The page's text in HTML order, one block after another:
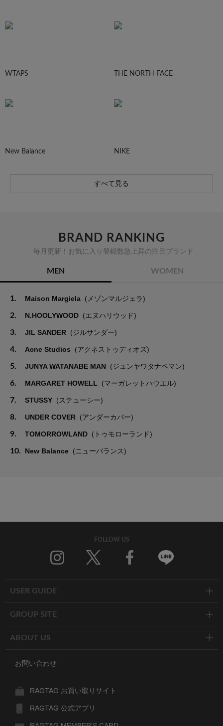
WTAPS THE NORTH FACE
New Balance NIKE
すべて見る
BRAND RANKING
毎月更新！お気に入り登録数急上昇の注目ブランド
MEN WOMEN
1. Maison Margiela (メゾンマルジェラ)
2. N.HOOLYWOOD (エヌハリウッド)
3. JIL SANDER (ジルサンダー)
4. Acne Studios (アクネストゥディオズ)
5. JUNYA WATANABE MAN (ジュンヤワタナベマン)
6. MARGARET HOWELL (マーガレットハウエル)
7. STUSSY (ステューシー)
8. UNDER COVER (アンダーカバー)
9. TOMORROWLAND (トゥモローランド)
10. New Balance (ニューバランス)
FOLLOW US
USER GUIDE
GROUP SITE
ABOUT US
お問い合わせ
RAGTAG お買い取りサイト
RAGTAG 公式アプリ